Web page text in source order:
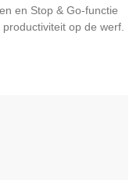
en Stop & Go‑functie
op de werf.